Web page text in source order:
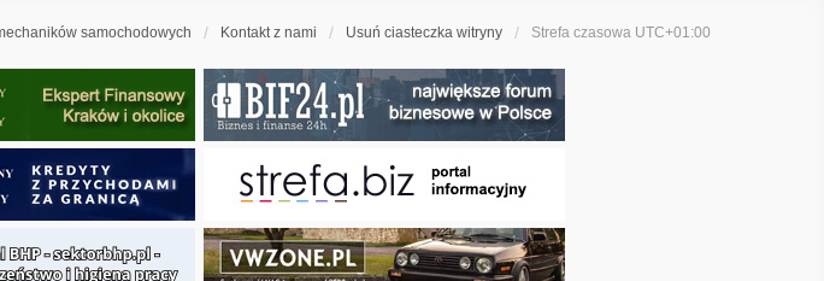
samochodowych Kontakt z nami Usuń ciasteczka witryny Strefa czasowa UTC+01:00